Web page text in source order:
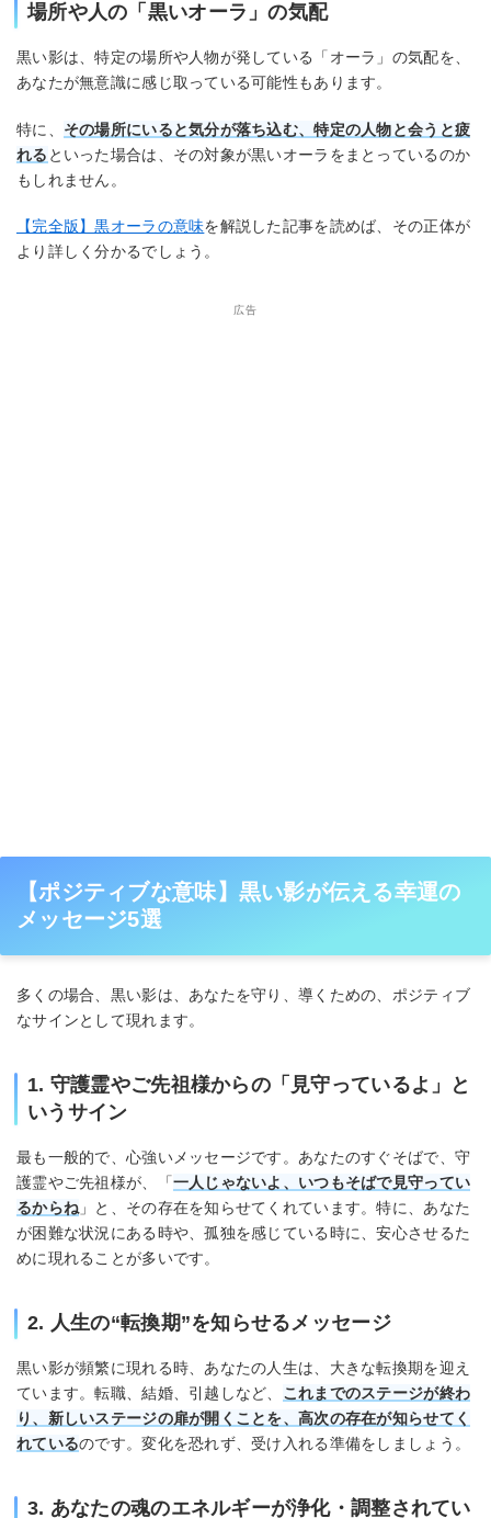
場所や人の「黒いオーラ」の気配
黒い影は、特定の場所や人物が発している「オーラ」の気配を、
あなたが無意識に感じ取っている可能性もあります。
特に、 その場所にいると気分が落ち込む、特定の人物と会うと疲
れる といった場合は、その対象が黒いオーラをまとっているのか
もしれません。
【完全版】黒オーラの意味を解説した記事を読めば、その正体が
より詳しく分かるでしょう。
広告
【ポジティブな意味】黒い影が伝える幸運の
メッセージ5選
多くの場合、黒い影は、あなたを守り、導くための、ポジティブ
なサインとして現れます。
1. 守護霊やご先祖様からの「見守っているよ」と
いうサイン
最も一般的で、心強いメッセージです。あなたのすぐそばで、守
護霊やご先祖様が、「一人じゃないよ、いつもそばで見守ってい
るからね」と、その存在を知らせてくれています。特に、あなた
が困難な状況にある時や、孤独を感じている時に、安心させるた
めに現れることが多いです。
2. 人生の“転換期”を知らせるメッセージ
黒い影が頻繁に現れる時、あなたの人生は、大きな転換期を迎え
ています。転職、結婚、引越しなど、 これまでのステージが終わ
り、新しいステージの扉が開くことを、高次の存在が知らせてく
れているのです。変化を恐れず、受け入れる準備をしましょう。
3. あなたの魂のエネルギーが浄化・調整されてい